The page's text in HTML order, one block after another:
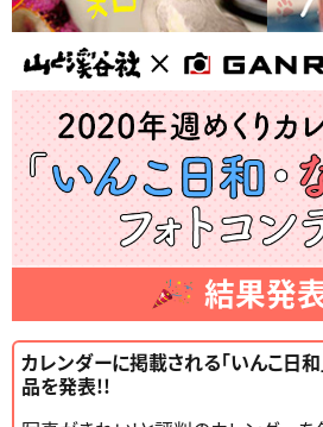
結果発
カレンダーに掲載される「いんこ日和
品を発表!!